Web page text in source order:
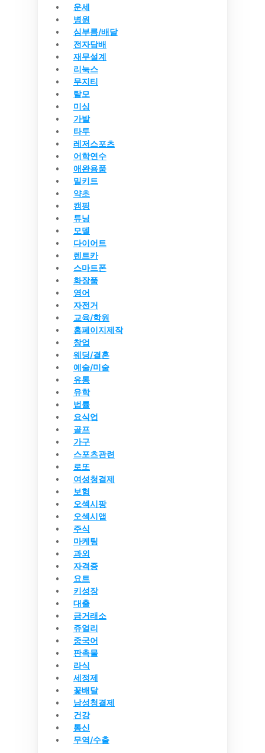
운세
병원
심부름/배달
전자담배
재무설계
리눅스
무지티
탈모
미싱
가발
타투
레저스포츠
어학연수
애완용품
밀키트
약초
캠핑
튜닝
모델
다이어트
렌트카
스마트폰
화장품
영어
자전거
교육/학원
홈페이지제작
창업
웨딩/결혼
예술/미술
유통
유학
법률
요식업
골프
가구
스포츠관련
로또
여성청결제
보험
오섹시팡
오섹시앱
주식
마케팅
과외
자격증
요트
키성장
대출
금거래소
쥬얼리
중국어
판촉물
라식
세정제
꽃배달
남성청결제
건강
통신
무역/수출